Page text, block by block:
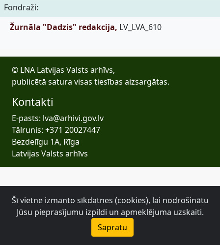
Fondraži:
Žurnāla "Dadzis" redakcija, LV_LVA_610
© LNA Latvijas Valsts arhīvs,
publicētā satura visas tiesības aizsargātas.
Kontakti
E-pasts: lva@arhivi.gov.lv
Tālrunis: +371 20027447
Bezdelīgu 1A, Rīga
Latvijas Valsts arhīvs
Šī vietne izmanto sīkdatnes (cookies), lai nodrošinātu
Jūsu pieprasījumu izpildi un apmeklējuma uzskaiti.
Sapratu